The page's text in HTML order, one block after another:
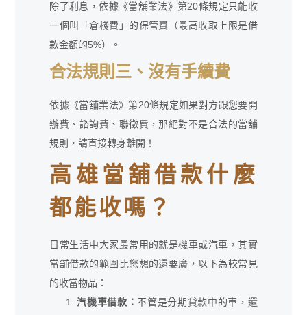
除了利息，依據《當舖業法》第20條規定只能收
一個叫「倉棧費」的保管費（最高收取上限是借
款金額的5%）。
合法規則三、沒有手續費
依據《當舖業法》第20條規定如果對方跟您要開
辦費、諮詢費、聯徵費，那絕對不是合法的當舖
規則，請直接轉身離開！
高雄當舖借款什麼
都能收嗎？
日常生活中大家最常用的就是機車或汽車，其實
當舖借款的範圍比您想的還要廣，以下為較常見
的收當物品：
汽機車借款： 不管是分期貸款中的車，還